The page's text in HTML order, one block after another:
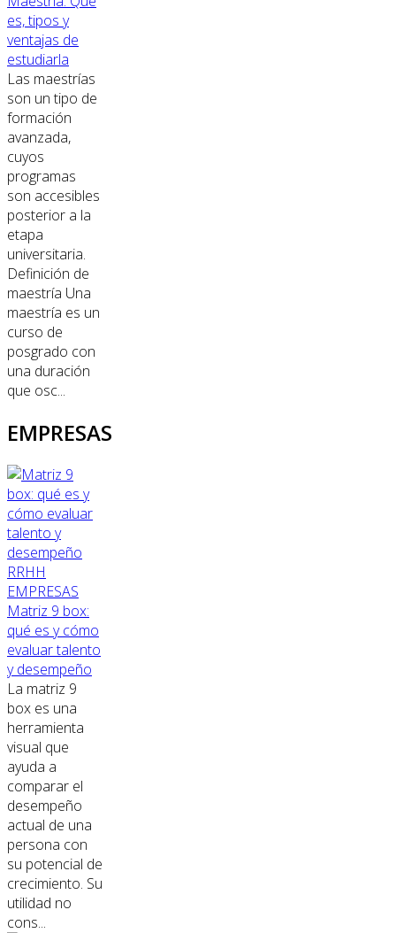
es, tipos y
ventajas de
estudiarla
Las maestrías
son un tipo de
formación
avanzada,
cuyos
programas
son accesibles
posterior a la
etapa
universitaria.
Definición de
maestría Una
maestría es un
curso de
posgrado con
una duración
que osc...
EMPRESAS
RRHH
EMPRESAS
Matriz 9 box:
qué es y cómo
evaluar talento
y desempeño
La matriz 9
box es una
herramienta
visual que
ayuda a
comparar el
desempeño
actual de una
persona con
su potencial de
crecimiento. Su
utilidad no
cons...